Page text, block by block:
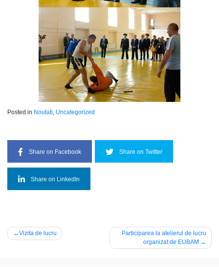
Posted in Noutati, Uncategorized
Share on Facebook Share on Twitter
Share on LinkedIn
Navigare
Vizita de lucru
Participarea la atelierul de lucru
organizat de EUBAM